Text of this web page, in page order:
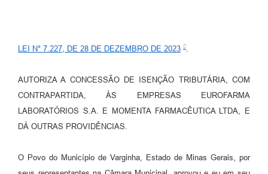
LEI N° 7.227, DE 28 DE DEZEMBRO DE 2023 .
AUTORIZA A CONCESSÃO DE ISENÇÃO TRIBUTÁRIA, COM
CONTRAPARTIDA, ÀS EMPRESAS EUROFARMA
LABORATÓRIOS S.A. E MOMENTA FARMACÊUTICA LTDA, E
DÁ OUTRAS PROVIDÊNCIAS.
O Povo do Município de Varginha, Estado de Minas Gerais, por